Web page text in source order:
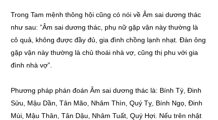
Trong Tam mệnh thông hội cũng có nói về Âm sai dương thác
như sau: ”Âm sai dương thác, phụ nữ gặp vận này thường là
cô quả, không được đầy đủ, gia đình chồng lạnh nhạt. Đàn ông
gặp vận này thường là chủ thoái nhà vợ, cũng thị phu với gia
đình nhà vợ”.
Phương pháp phán đoán Âm sai dương thác là: Bính Tý, Đinh
Sửu, Mậu Dần, Tân Mão, Nhâm Thìn, Quý Tỵ, Bính Ngọ, Đinh
Mùi, Mậu Thân, Tân Dậu, Nhâm Tuất, Quý Hợi. Nếu trên nhật